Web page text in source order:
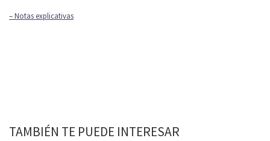
– Notas explicativas
TAMBIÉN TE PUEDE INTERESAR